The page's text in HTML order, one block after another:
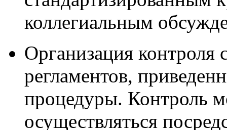
коллегиальным
Организация контроля
регламентов,
процедуры. Контроль
осуществляться